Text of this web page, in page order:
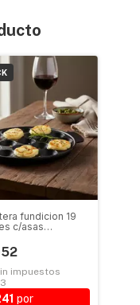
fundicion 19
c/asas